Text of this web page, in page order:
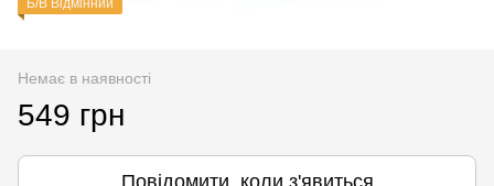
Немає в наявності
549 грн
Повідомити, коли з'явиться